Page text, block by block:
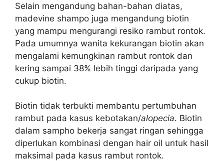
Selain mengandung bahan-bahan diatas,
madevine shampo juga mengandung biotin
yang mampu mengurangi resiko rambut rontok.
Pada umumnya wanita kekurangan biotin akan
mengalami kemungkinan rambut rontok dan
kering sampai 38% lebih tinggi daripada yang
cukup biotin.
Biotin tidak terbukti membantu pertumbuhan
rambut pada kasus kebotakan/alopecia. Biotin
dalam sampho bekerja sangat ringan sehingga
diperlukan kombinasi dengan hair oil untuk hasil
maksimal pada kasus rambut rontok.